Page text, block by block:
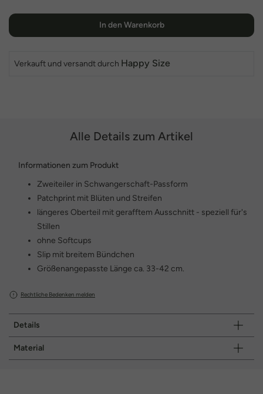
In den Warenkorb
Verkauft und versandt durch Happy Size
Alle Details zum Artikel
Informationen zum Produkt
Zweiteiler in Schwangerschaft-Passform
Patchprint mit Blüten und Streifen
längeres Oberteil mit gerafftem Ausschnitt - speziell für's
Stillen
ohne Softcups
Slip mit breitem Bündchen
Größenangepasste Länge ca. 33-42 cm.
Rechtliche Bedenken melden
Details
Material